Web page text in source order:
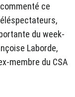
ce
du week-
Laborde,
membre du CSA